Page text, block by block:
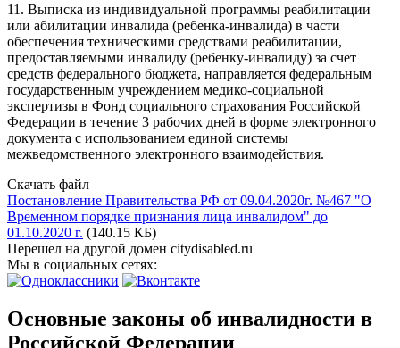
11. Выписка из индивидуальной программы реабилитации
или абилитации инвалида (ребенка-инвалида) в части
обеспечения техническими средствами реабилитации,
предоставляемыми инвалиду (ребенку-инвалиду) за счет
средств федерального бюджета, направляется федеральным
государственным учреждением медико-социальной
экспертизы в Фонд социального страхования Российской
Федерации в течение 3 рабочих дней в форме электронного
документа с использованием единой системы
межведомственного электронного взаимодействия.
Скачать файл
Постановление Правительства РФ от 09.04.2020г. №467 "О
Временном порядке признания лица инвалидом" до
01.10.2020 г. (140.15 КБ)
Перешел на другой домен citydisabled.ru
Мы в социальных сетях:
Основные законы об инвалидности в
Российской Федерации